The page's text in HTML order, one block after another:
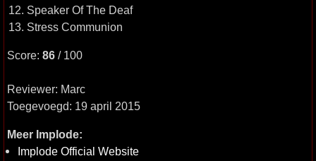
12. Speaker Of The Deaf
13. Stress Communion
Score: 86 / 100
Reviewer: Marc
Toegevoegd: 19 april 2015
Meer Implode:
Implode Official Website